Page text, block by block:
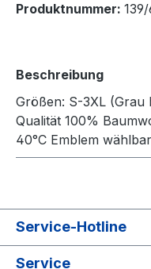
Produktnummer:
Beschreibung
Größen: S-3XL (Grau
Qualität 100%
40°C Emblem wählbar
Service-Hotline
Service